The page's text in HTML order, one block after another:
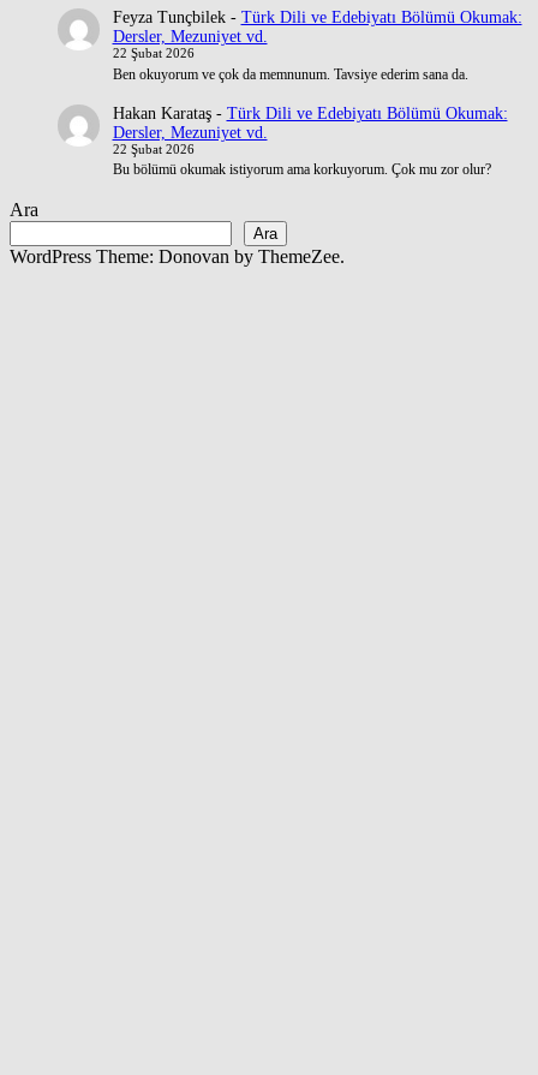
Feyza Tunçbilek- Türk Dili ve Edebiyatı Bölümü Okumak:
Dersler, Mezuniyet vd.
22 Şubat 2026
Ben okuyorum ve çok da memnunum. Tavsiye ederim sana da.
Hakan Karataş- Türk Dili ve Edebiyatı Bölümü Okumak:
Dersler, Mezuniyet vd.
22 Şubat 2026
Bu bölümü okumak istiyorum ama korkuyorum. Çok mu zor olur?
Ara
Ara
WordPress Theme: Donovan by ThemeZee.